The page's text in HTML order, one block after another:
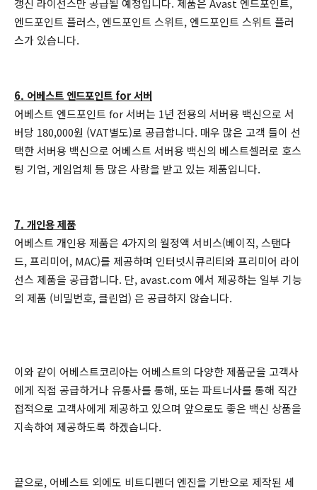
갱신 라이선스만 공급될 예정입니다. 제품은 Avast 엔드포인트,
엔드포인트 플러스, 엔드포인트 스위트, 엔드포인트 스위트 플러
스가 있습니다.
6. 어베스트 엔드포인트 for 서버
어베스트 엔드포인트 for 서버는 1년 전용의 서버용 백신으로 서
버당 180,000원 (VAT별도)로 공급합니다. 매우 많은 고객 들이 선
택한 서버용 백신으로 어베스트 서버용 백신의 베스트셀러로 호스
팅 기업, 게임업체 등 많은 사랑을 받고 있는 제품입니다.
7. 개인용 제품
어베스트 개인용 제품은 4가지의 월정액 서비스(베이직, 스탠다
드, 프리미어, MAC)를 제공하며 인터넷시큐리티와 프리미어 라이
선스 제품을 공급합니다. 단, avast.com 에서 제공하는 일부 기능
의 제품 (비밀번호, 클린업) 은 공급하지 않습니다.
이와 같이 어베스트코리아는 어베스트의 다양한 제품군을 고객사
에게 직접 공급하거나 유통사를 통해, 또는 파트너사를 통해 직간
접적으로 고객사에게 제공하고 있으며 앞으로도 좋은 백신 상품을
지속하여 제공하도록 하겠습니다.
끝으로, 어베스트 외에도 비트디펜더 엔진을 기반으로 제작된 세